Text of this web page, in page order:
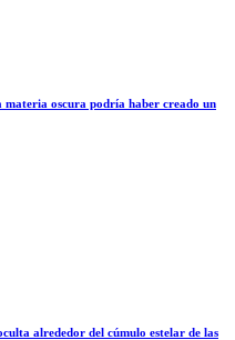
oscura podría haber creado un
alrededor del cúmulo estelar de las